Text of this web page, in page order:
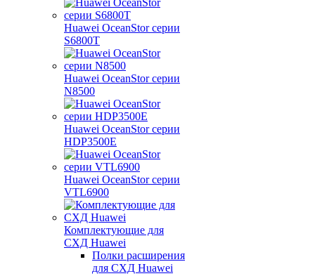
Huawei OceanStor серии
S6800T
Huawei OceanStor серии
N8500
Huawei OceanStor серии
HDP3500E
Huawei OceanStor серии
VTL6900
Комплектующие для
СХД Huawei
Полки расширения
для СХД Huawei